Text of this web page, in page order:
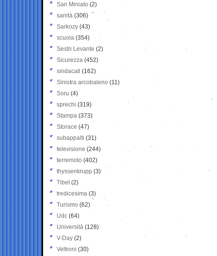
San Miniato (2)
sanità (306)
Sarkozy (43)
scuola (354)
Sestri Levante (2)
Sicurezza (452)
sindacati (162)
Sinistra arcobaleno (11)
Soru (4)
sprechi (319)
Stampa (373)
Storace (47)
subappalti (31)
televisione(244)
terremoto (402)
thyssenkrupp (3)
Tibet(2)
tredicesima (3)
Turismo (62)
Udc (64)
Università (128)
V-Day (2)
Veltroni (30)